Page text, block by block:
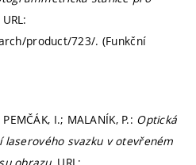
URL:
product/723/. (Funkční
I.; MALANÍK, P.: Optická
svazku v otevřeném